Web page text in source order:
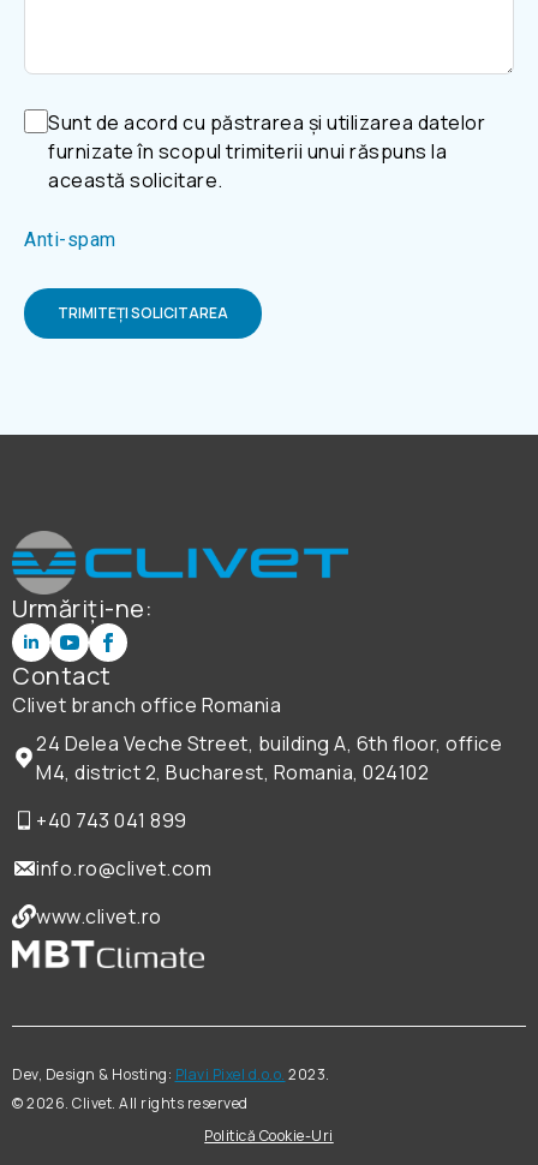
Sunt de acord cu păstrarea și utilizarea datelor
furnizate în scopul trimiterii unui răspuns la
această solicitare.
Anti-spam
TRIMITEȚI SOLICITAREA
Urmăriți-ne:
Contact
Clivet branch office Romania
24 Delea Veche Street, building A, 6th floor, office
M4, district 2, Bucharest, Romania, 024102
+40 743 041 899
info.ro@clivet.com
www.clivet.ro
Dev, Design & Hosting: Plavi Pixel d.o.o. 2023.
©2026. Clivet. All rights reserved
Politică Cookie-Uri